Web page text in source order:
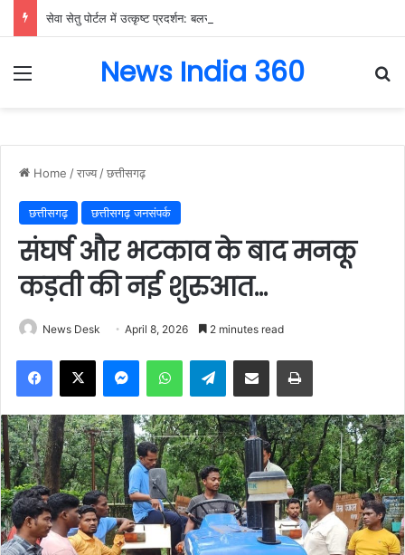
Menu News India 360
Home /राज्य /छत्तीसगढ़
छत्तीसगढ़ छत्तीसगढ़ जनसंपर्क
संघर्ष और भटकाव के बाद मनकू
कड़ती की नई शुरुआत…
News Desk April 8, 2026 2 minutes read
Facebook
X MessengerWhatsAppTelegramShare via Email Print